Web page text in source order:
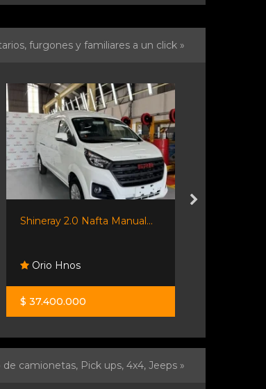
furgones y familiares a un click »
Shineray 2.0 Nafta Manual...
Orio Hnos
$ 37.400.000
camionetas, Pick ups, 4x4, Jeeps »